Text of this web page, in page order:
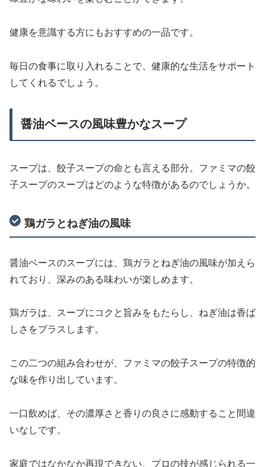
健康を意識する方にもおすすめの一品です。
毎日の食事に取り入れることで、健康的な生活をサポート
してくれるでしょう。
醤油ベースの風味豊かなスープ
スープは、餃子スープの命とも言える部分。ファミマの餃
子スープのスープはどのような特徴があるのでしょうか。
鶏ガラとねぎ油の風味
醤油ベースのスープには、鶏ガラとねぎ油の風味が加えら
れており、深みのある味わいが楽しめます。
鶏ガラは、スープにコクと旨みをもたらし、ねぎ油は香ば
しさをプラスします。
この二つの組み合わせが、ファミマの餃子スープの特徴的
な味を作り出しています。
一口飲めば、その濃厚さと香りの良さに感動すること間違
いなしです。
家庭ではなかなか再現できない、プロの技が感じられる一